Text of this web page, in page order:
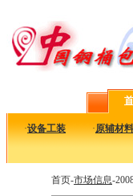
·设备工装 ·原辅材料
首页-市场信息-